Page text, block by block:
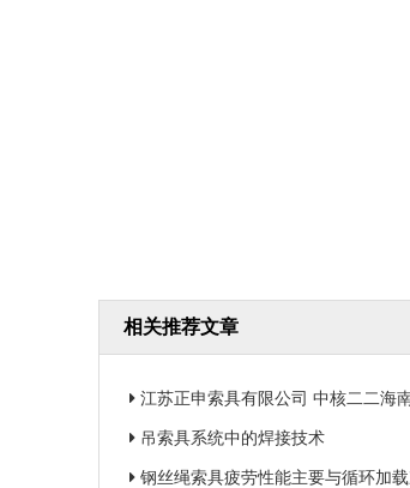
相关推荐文章
江苏正申索具有限公司 中核二二海南昌江
吊索具系统中的焊接技术
钢丝绳索具疲劳性能主要与循环加